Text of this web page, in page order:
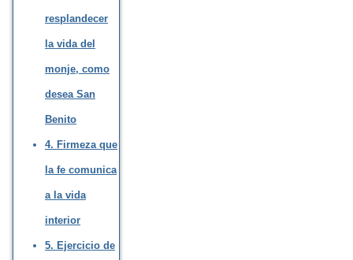
resplandecer
la vida del
monje, como
desea San
Benito
4. Firmeza que
la fe comunica
a la vida
interior
5. Ejercicio de